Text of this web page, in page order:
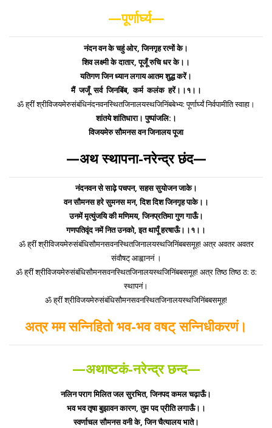
—पूर्णार्घ्य—
नंदन वन के चहुं ओर, जिनगृह रत्नों के।
शिव लक्ष्मी के दातार, पूजूँ रुचि धर के।।
यतिगण जिन ध्यान लगाय आतम शुद्ध करें।
मैं जजूँ सर्व जिनबिंब, कर्म कलंक हरें।।१।।
ॐ ह्रीं श्रीविजयमेरुसंबंधिनंदनवनस्थितजिनालयस्थजिनिंबबेभ्य: पूर्णार्घ्यं निर्वपामीति स्वाहा।
शांतये शांतिधारा। पुष्पांजलि:।
विजयमेरु सौमनस वन जिनालय पूजा
—अथ स्थापना-नरेन्द्र छंद—
नंदनवन से साढ़े पचपन, सहस सुयोजन जाके।
वन सौमनस हरे सुमनस मन, दिश दिश जिनगृह पाके।।
उनमें मृत्युंजयि की मणिमय, जिनप्रतिमा गुण गाऊँ।
गणपतिवृंद नमें नित उनको, इत थापूँ हरषाऊँ।।१।।
ॐ ह्रीं श्रीविजयमेरुसंबंधिसौमनसवनस्थितजिनालयस्थजिनिंबबसमूह! अत्र अवतर अवतर
संवौषट् आह्वाननं ।
ॐ ह्रीं श्रीविजयमेरुसंबंधिसौमनसवनस्थितजिनालयस्थजिनिंबबसमूह! अत्र तिष्ठ तिष्ठ ठ: ठ:
स्थापनं।
ॐ ह्रीं श्रीविजयमेरुसंबंधिसौमनसवनस्थितजिनालयस्थजिनिंबबसमूह!
अत्र मम सन्निहितो भव-भव वषट् सन्निधीकरणं।
—अथाष्टकं-नरेन्द्र छन्द—
नलिन पराग मिलित जल सुरभित, जिनपद कमल चढ़ाऊँ।
भव भव तृषा बुझावन कारण, तुम पद प्रीति लगाऊँ।।
स्वर्णाचल सौमनस वनी के, जिन चैत्यालय भाते।